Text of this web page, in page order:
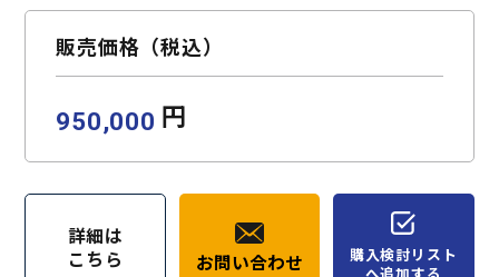
販売価格（税込）
950,000 円
詳細は
こちら
お問い合わせ
購入検討リスト